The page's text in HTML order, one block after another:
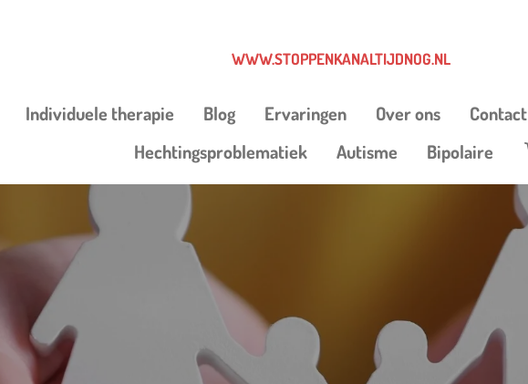
WWW.STOPPENKANALTIJDNOG.NL
Individuele therapie Blog Ervaringen Over ons Contact
Hechtingsproblematiek
Autisme Bipolaire